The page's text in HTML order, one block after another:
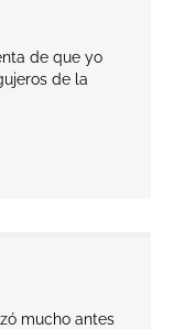
de que yo
de la
mucho antes